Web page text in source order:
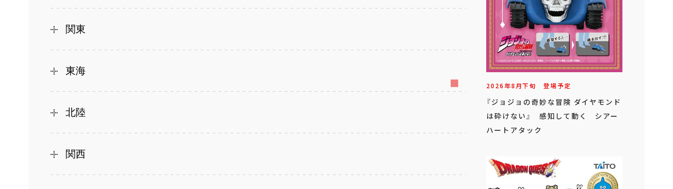
関東
東海
北陸
関西
2026年8月下旬 登場予定
『ジョジョの奇妙な冒険 ダイヤモンド
は砕けない』 感知して動く シアー
ハートアタック